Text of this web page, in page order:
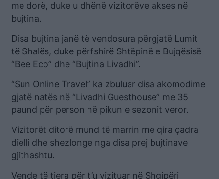
me dorë, duke u dhënë vizitorëve akses në
bujtina.
Disa bujtina janë të vendosura përgjatë Lumit
të Shalës, duke përfshirë Shtëpinë e Bujqësisë
“Bee Eco” dhe “Bujtina Livadhi”.
“Sun Online Travel” ka zbuluar disa akomodime
gjatë natës në “Livadhi Guesthouse” me 35
paund për person në pikun e sezonit veror.
Vizitorët ditorë mund të marrin me qira çadra
dielli dhe shezlonge nga disa prej bujtinave
gjithashtu.
Vende të tjera për t’u vizituar në Shqipëri